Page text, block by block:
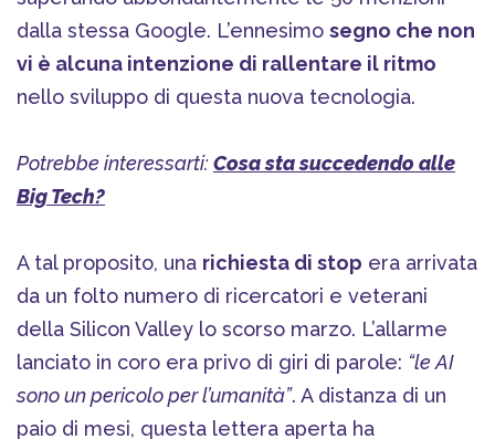
dalla stessa Google. L’ennesimo segno che non
vi è alcuna intenzione di rallentare il ritmo
nello sviluppo di questa nuova tecnologia.
Potrebbe interessarti:Cosa sta succedendo alle
Big Tech?
A tal proposito, una richiesta di stop era arrivata
da un folto numero di ricercatori e veterani
della Silicon Valley lo scorso marzo. L’allarme
lanciato in coro era privo di giri di parole: “le AI
sono un pericolo per l’umanità”. A distanza di un
paio di mesi, questa lettera aperta ha